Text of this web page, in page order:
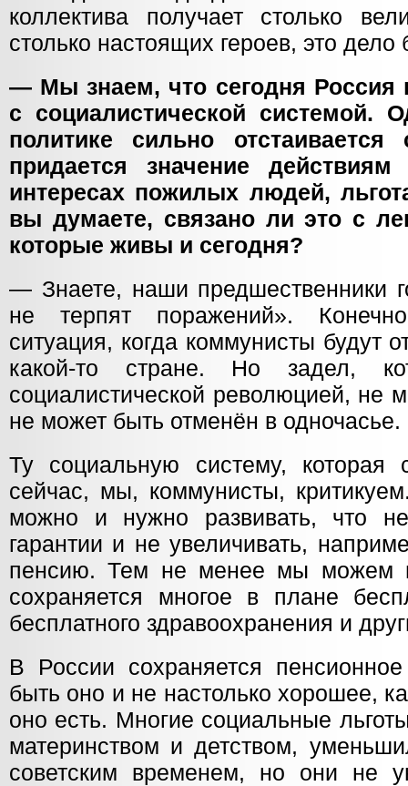
коллектива получает столько
столько настоящих героев, это дело
— Мы знаем, что сегодня Россия
с социалистической системой.
политике сильно отстаивается
придается значение
интересах пожилых людей,
вы думаете, связано ли это с
которые живы и сегодня?
— Знаете, наши предшественники
не терпят поражений».
ситуация, когда коммунисты будут
какой-то стране. Но задел,
социалистической революцией, не
не может быть отменён в одночасье.
Ту социальную систему, которая
сейчас, мы, коммунисты,
можно и нужно развивать, что
гарантии и не увеличивать,
пенсию. Тем не менее мы можем
сохраняется многое в плане
бесплатного здравоохранения и
В России сохраняется
быть оно и не настолько хорошее,
оно есть. Многие социальные
материнством и детством,
советским временем, но они не